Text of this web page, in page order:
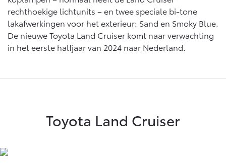
rechthoekige lichtunits – en twee speciale bi-tone
lakafwerkingen voor het exterieur: Sand en Smoky Blue.
De nieuwe Toyota Land Cruiser komt naar verwachting
in het eerste halfjaar van 2024 naar Nederland.
Toyota Land Cruiser